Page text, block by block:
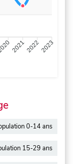
202120222023
0-14 ans
15-29 ans